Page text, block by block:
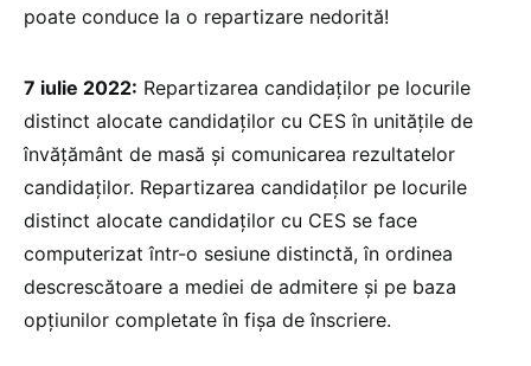
poate conduce la o repartizare nedorită!
7 iulie 2022: Repartizarea candidaților pe locurile
distinct alocate candidaților cu CES în unitățile de
învățământ de masă și comunicarea rezultatelor
candidaților. Repartizarea candidaților pe locurile
distinct alocate candidaților cu CES se face
computerizat într-o sesiune distinctă, în ordinea
descrescătoare a mediei de admitere și pe baza
opțiunilor completate în fișa de înscriere.